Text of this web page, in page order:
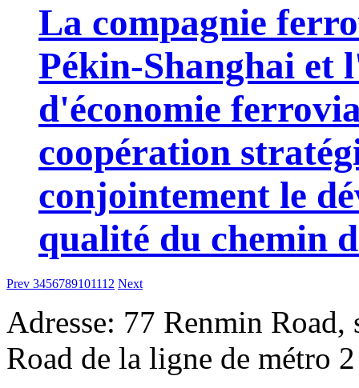
La compagnie
Pékin-Shanghai et
d'économie
coopération
conjointement le
qualité du chemin
Prev 3456789101112 Next
Adresse: 77 Renmin
Road de la ligne de métro 2